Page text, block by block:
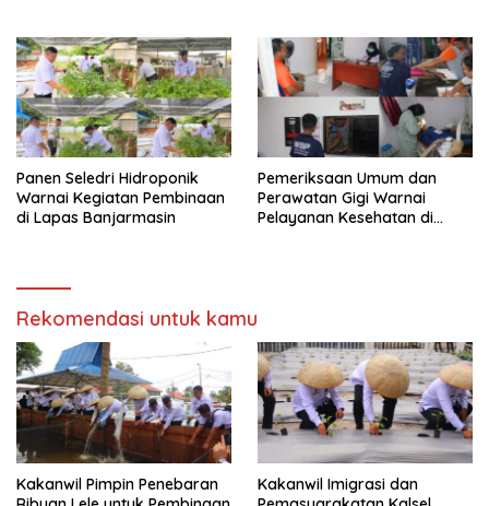
Panen Seledri Hidroponik
Warnai Kegiatan Pembinaan
di Lapas Banjarmasin
Pemeriksaan Umum dan
Perawatan Gigi Warnai
Pelayanan Kesehatan di
Rekomendasi untuk kamu
Kakanwil Pimpin Penebaran
Kakanwil Imigrasi dan